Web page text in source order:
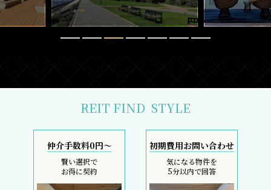
REIT FIND STYLE
仲介手数料0円～
賢い選択で
お得に契約
初期費用お問い合わせ
気になる物件を
5分以内で回答